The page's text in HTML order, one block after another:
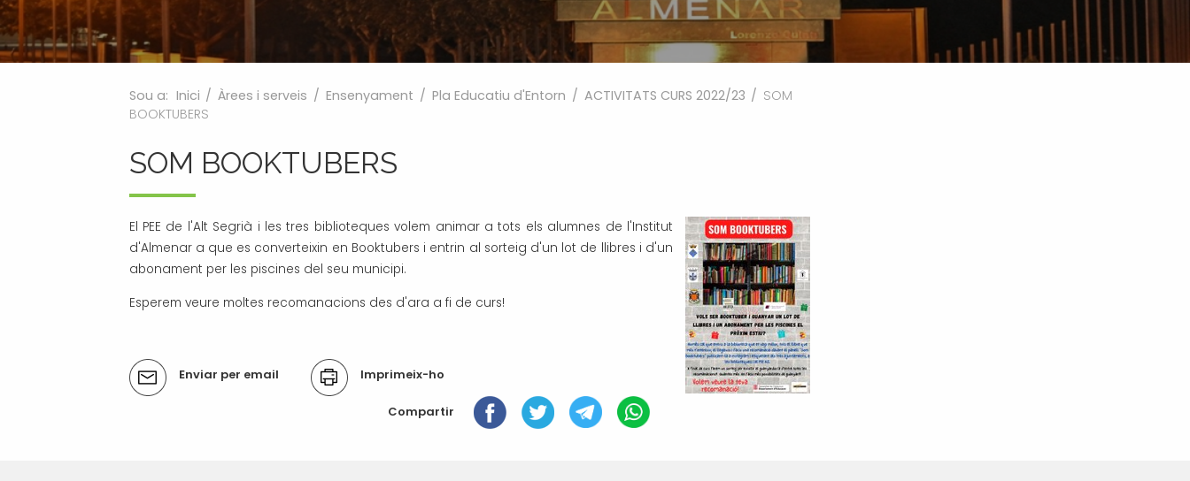
Processos selectius
Tràmits
Bústia de suggeriments
Joventut
Salut
Jutjat de Pau i Registre Civil
Sou a: Inici / Àrees i serveis / Ensenyament / Pla Educatiu d'Entorn / ACTIVITATS CURS 2022/23 / SOM
BOOKTUBERS
SOM BOOKTUBERS
El PEE de l'Alt Segrià i les tres biblioteques volem animar a tots els alumnes de l'Institut
d'Almenar a que es converteixin en Booktubers i entrin al sorteig d'un lot de llibres i d'un
abonament per les piscines del seu municipi.
Esperem veure moltes recomanacions des d'ara a fi de curs!
Accions
del
Enviar per email Imprimeix-ho
Compartir